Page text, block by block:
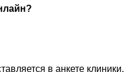
в анкете клиники,